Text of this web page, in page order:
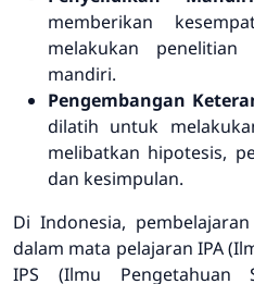
memberikan
melakukan
mandiri.
Pengembangan
dilatih untuk
melibatkan hipotesis,
dan kesimpulan.
Di Indonesia,
dalam mata pelajaran IPA
IPS (Ilmu Pengetahuan